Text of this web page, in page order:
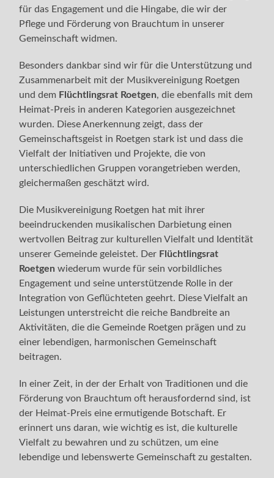
für das Engagement und die Hingabe, die wir der
Pflege und Förderung von Brauchtum in unserer
Gemeinschaft widmen.
Besonders dankbar sind wir für die Unterstützung und
Zusammenarbeit mit der Musikvereinigung Roetgen
und dem Flüchtlingsrat Roetgen, die ebenfalls mit dem
Heimat-Preis in anderen Kategorien ausgezeichnet
wurden. Diese Anerkennung zeigt, dass der
Gemeinschaftsgeist in Roetgen stark ist und dass die
Vielfalt der Initiativen und Projekte, die von
unterschiedlichen Gruppen vorangetrieben werden,
gleichermaßen geschätzt wird.
Die Musikvereinigung Roetgen hat mit ihrer
beeindruckenden musikalischen Darbietung einen
wertvollen Beitrag zur kulturellen Vielfalt und Identität
unserer Gemeinde geleistet. Der Flüchtlingsrat
Roetgen wiederum wurde für sein vorbildliches
Engagement und seine unterstützende Rolle in der
Integration von Geflüchteten geehrt. Diese Vielfalt an
Leistungen unterstreicht die reiche Bandbreite an
Aktivitäten, die die Gemeinde Roetgen prägen und zu
einer lebendigen, harmonischen Gemeinschaft
beitragen.
In einer Zeit, in der der Erhalt von Traditionen und die
Förderung von Brauchtum oft herausfordernd sind, ist
der Heimat-Preis eine ermutigende Botschaft. Er
erinnert uns daran, wie wichtig es ist, die kulturelle
Vielfalt zu bewahren und zu schützen, um eine
lebendige und lebenswerte Gemeinschaft zu gestalten.